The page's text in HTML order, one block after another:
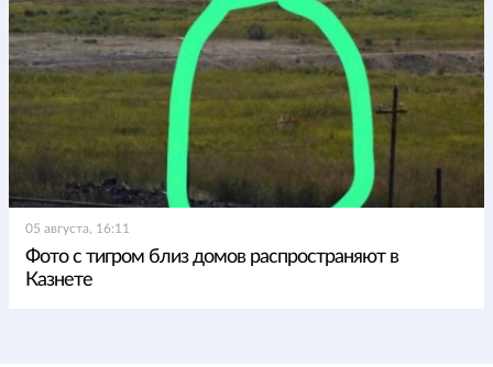
05 августа, 16:11
Фото с тигром близ домов распространяют в
Казнете